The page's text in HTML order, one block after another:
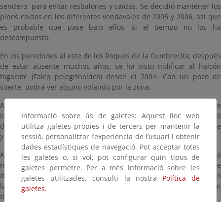
sendero, para evitar resbalones y caídas. Se decidió mantener los
pinos caídos en los diferentes vendavales de 2005 y 2006, así que
es probable que pase bajo ellos, si el tiempo no los ha
descompuesto.
En los paredones al este de los Roques de la Cumbrecita, después
de estar ausente muchos años, se ha visto nidificar al halcón
tagarote (Falco pelegrinoides) desde el 2004. Con un poco de
suerte, podrá ver alguno volando por la zona.
A medida que ascendemos, giraremos de nuevo a la vertiente de
la Caldera en la falda norte del Roque de los Cuervos. En la
divisoria ya podemos tener una mejor vista del interior del Parque
y de la grandiosidad de la depresión calderiforme.
A partir de este punto, el sendero entra en un ambiente umbrío la
mayor parte del año por las mañanas. Atraviesa una zona entre
dos acantilados. El paso más escarpado se salvó bajando un poco
la traza y construyendo una pared exterior que evita la sensación
de vacío.
Informació sobre ús de galetes: Aquest lloc web
utilitza galetes pròpies i de tercers per mantenir la
sessió, personalitzar l’experiència de l’usuari i obtenir
dades estadístiques de navegació. Pot acceptar totes
les galetes o, si vol, pot configurar quin tipus de
galetes permetre. Per a més informació sobre les
galetes utilitzades, consulti la nostra Política de
galetes.